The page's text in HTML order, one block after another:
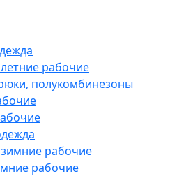
рабочие
полукомбинезоны
рабочие
рабочие